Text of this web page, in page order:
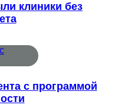
клиники без
с программой